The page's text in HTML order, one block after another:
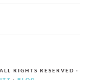
RIGHTS RESERVED ·